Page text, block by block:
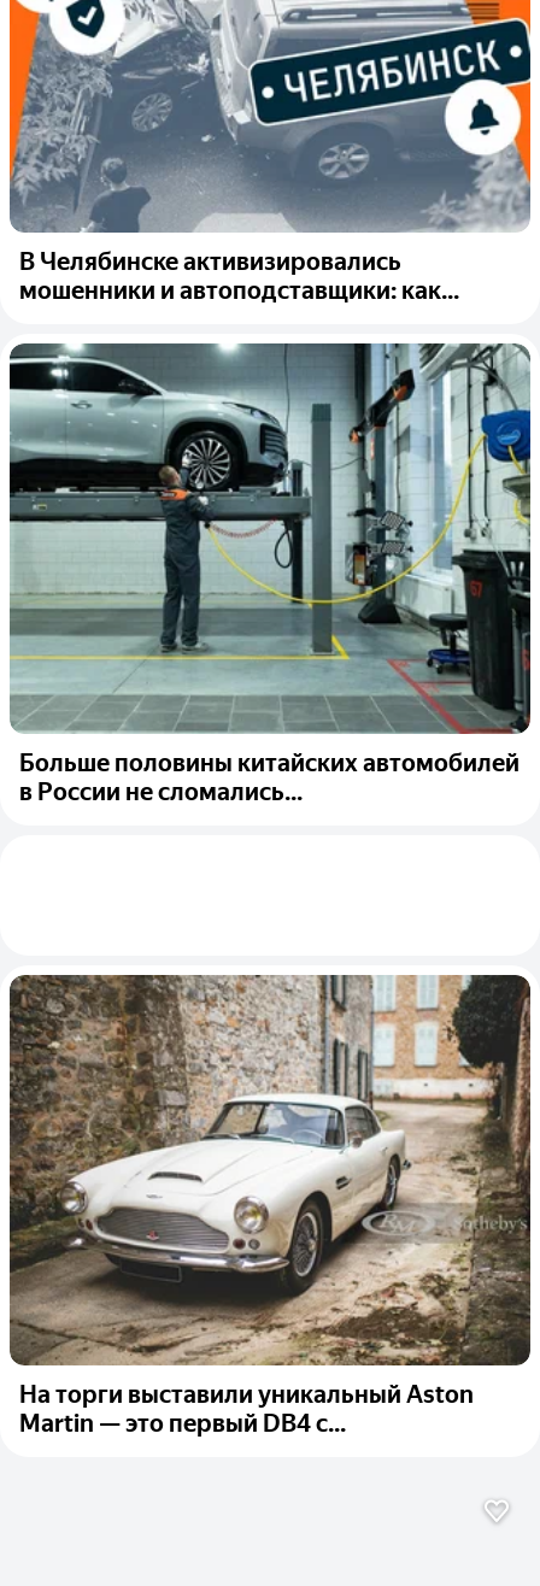
В Челябинске активизировались
мошенники и автоподставщики: как...
Больше половины китайских автомобилей
в России не сломались...
На торги выставили уникальный Aston
Martin — это первый DB4 с...